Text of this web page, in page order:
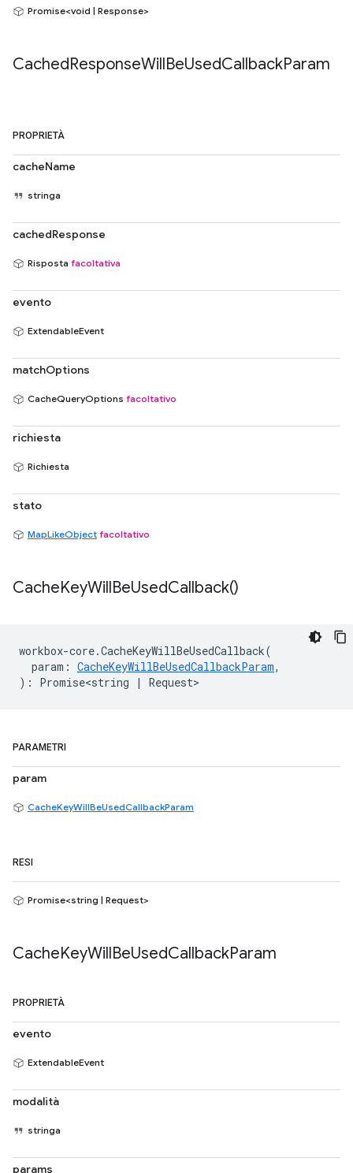
Promise<void | Response>
CachedResponseWillBeUsedCallbackParam
PROPRIETÀ
cacheName
stringa
cachedResponse
Risposta facoltativa
evento
ExtendableEvent
matchOptions
CacheQueryOptions facoltativo
richiesta
Richiesta
stato
MapLikeObject facoltativo
CacheKeyWillBeUsedCallback()
workbox-core.CacheKeyWillBeUsedCallback(
param : CacheKeyWillBeUsedCallbackParam,
) : Promise<string | Request>
PARAMETRI
param
CacheKeyWillBeUsedCallbackParam
RESI
Promise<string | Request>
CacheKeyWillBeUsedCallbackParam
PROPRIETÀ
evento
ExtendableEvent
modalità
stringa
params